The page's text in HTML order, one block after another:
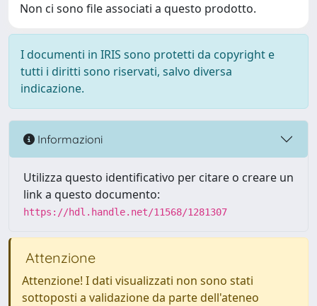
Non ci sono file associati a questo prodotto.
I documenti in IRIS sono protetti da copyright e
tutti i diritti sono riservati, salvo diversa
indicazione.
Informazioni
Utilizza questo identificativo per citare o creare un
link a questo documento:
https://hdl.handle.net/11568/1281307
Attenzione
Attenzione! I dati visualizzati non sono stati
sottoposti a validazione da parte dell'ateneo